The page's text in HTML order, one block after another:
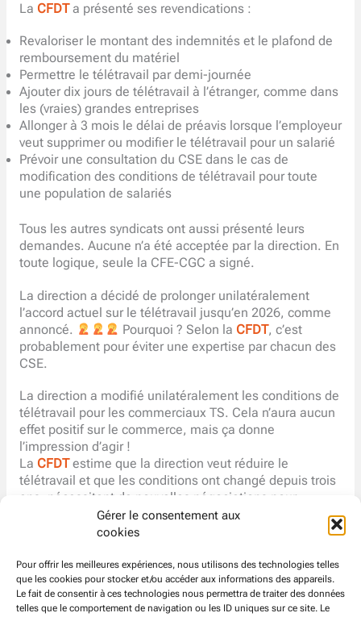
Gérer le consentement aux
cookies
Pour offrir les meilleures expériences, nous utilisons des technologies telles
que les cookies pour stocker et/ou accéder aux informations des appareils.
Le fait de consentir à ces technologies nous permettra de traiter des données
telles que le comportement de navigation ou les ID uniques sur ce site. Le
La CFDTa présenté ses revendications :
Revaloriser le montant des indemnités et le plafond de
remboursement du matériel
Permettre le télétravail par demi-journée
Ajouter dix jours de télétravail à l’étranger, comme dans
les (vraies) grandes entreprises
Allonger à 3 mois le délai de préavis lorsque l’employeur
veut supprimer ou modifier le télétravail pour un salarié
Prévoir une consultation du CSE dans le cas de
modification des conditions de télétravail pour toute
une population de salariés
Tous les autres syndicats ont aussi présenté leurs
demandes. Aucune n’a été acceptée par la direction. En
toute logique, seule la CFE-CGC a signé.
La direction a décidé de prolonger unilatéralement
l’accord actuel sur le télétravail jusqu’en 2026, comme
annoncé.
Pourquoi ? Selon la CFDT, c’est
probablement pour éviter une expertise par chacun des
CSE.
La direction a modifié unilatéralement les conditions de
télétravail pour les commerciaux TS. Cela n’aura aucun
effet positif sur le commerce, mais ça donne
l’impression d’agir !
La CFDTestime que la direction veut réduire le
télétravail et que les conditions ont changé depuis trois
ans, nécessitant de nouvelles négociations pour
renforcer la protection des salariés !
publier des annonces pour des ingénieurs commerciaux
en mettant en avant un télétravail à 60% ! Pour combien
de temps ? Jusqu’à quel point est-ce trompeur ?